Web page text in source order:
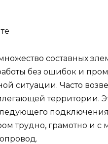
составных
без ошибок и
ситуации. Часто
территории.
подключения
трудно, грамотно и